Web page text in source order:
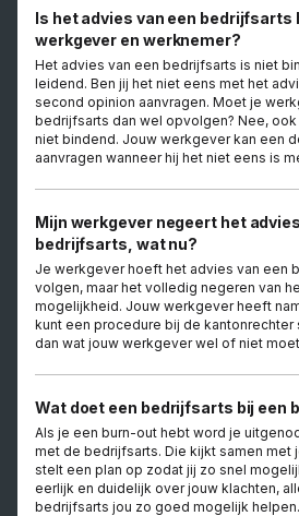
Is het advies van een bedrijfsarts
werkgever en werknemer?
Het advies van een bedrijfsarts is niet
leidend. Ben jij het niet eens met het
second opinion aanvragen. Moet je
bedrijfsarts dan wel opvolgen? Nee,
niet bindend. Jouw werkgever kan een
aanvragen wanneer hij het niet eens is
Mijn werkgever negeert het
bedrijfsarts, wat nu?
Je werkgever hoeft het advies van een
volgen, maar het volledig negeren van
mogelijkheid. Jouw werkgever heeft
kunt een procedure bij de kantonrechter
dan wat jouw werkgever wel of niet
Wat doet een bedrijfsarts bij een
Als je een burn-out hebt word je
met de bedrijfsarts. Die kijkt samen met
stelt een plan op zodat jij zo snel
eerlijk en duidelijk over jouw klachten,
bedrijfsarts jou zo goed mogelijk helpen.